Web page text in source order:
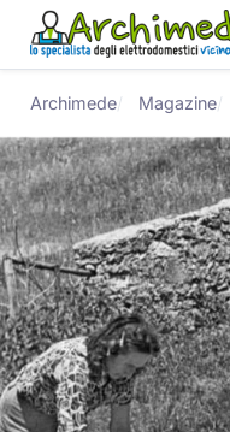
Archimede Magazine